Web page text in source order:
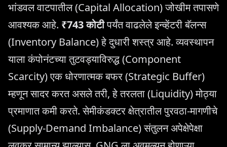
भांडवल वाटपातील (Capital Allocation) जोखीम तपासणे
आवश्यक आहे. ₹743 कोटीपर्यंत वाढलेले इन्व्हेंटरी बॅलन्स
(Inventory Balance) हे दुधारी शस्त्र आहे. व्यवस्थापन
याला कंपोनंटच्या तुटवड्याविरुद्ध (Component
Scarcity) एक धोरणात्मक बफर (Strategic Buffer)
म्हणून सादर करत असले तरी, हे तरलता (Liquidity) मोठ्या
प्रमाणात कमी करते. सेमीकंडक्टर क्षेत्रातील पुरवठा-मागणीचे
(Supply-Demand Imbalance) संतुलन अपेक्षेपेक्षा